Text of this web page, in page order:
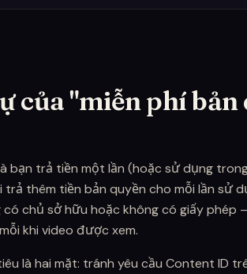
của "miễn phí bản
bạn trả tiền một lần (hoặc sử dụng
thêm tiền bản quyền cho mỗi lần sử
có chủ sở hữu hoặc không có giấy phép
khi video được xem.
là hai mặt: tránh yêu cầu Content ID